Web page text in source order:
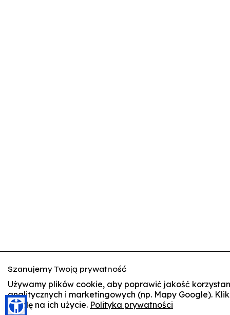
Szanujemy Twoją prywatność
Używamy plików cookie, aby poprawić jakość
analitycznych i marketingowych (np. Mapy Google).
zgodę na ich użycie. Polityka prywatności
🍪